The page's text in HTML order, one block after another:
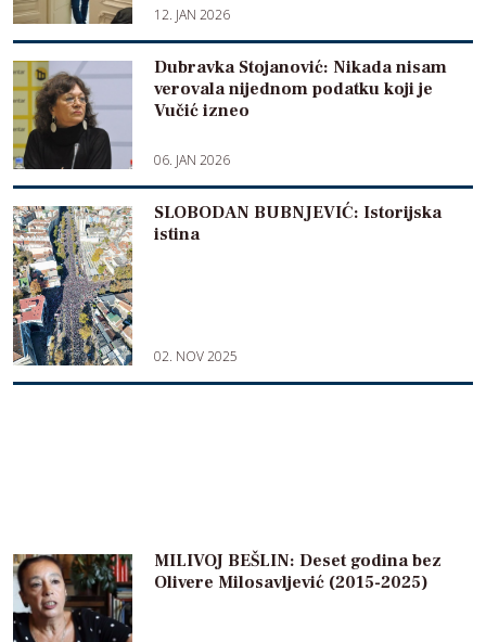
12. JAN 2026
Dubravka Stojanović: Nikada nisam
verovala nijednom podatku koji je
Vučić izneo
06. JAN 2026
SLOBODAN BUBNJEVIĆ: Istorijska
istina
02. NOV 2025
MILIVOJ BEŠLIN: Deset godina bez
Olivere Milosavljević (2015-2025)